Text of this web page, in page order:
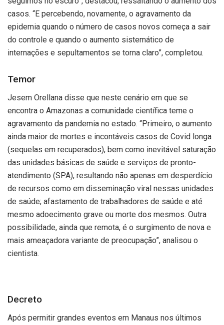
casos. “E percebendo, novamente, o agravamento da
epidemia quando o número de casos novos começa a sair
do controle e quando o aumento sistemático de
internações e sepultamentos se torna claro”, completou.
Temor
Jesem Orellana disse que neste cenário em que se
encontra o Amazonas a comunidade científica teme o
agravamento da pandemia no estado. “Primeiro, o aumento
ainda maior de mortes e incontáveis casos de Covid longa
(sequelas em recuperados), bem como inevitável saturação
das unidades básicas de saúde e serviços de pronto-
atendimento (SPA), resultando não apenas em desperdício
de recursos como em disseminação viral nessas unidades
de saúde; afastamento de trabalhadores de saúde e até
mesmo adoecimento grave ou morte dos mesmos. Outra
possibilidade, ainda que remota, é o surgimento de nova e
mais ameaçadora variante de preocupação”, analisou o
cientista.
Decreto
Após permitir grandes eventos em Manaus nos últimos